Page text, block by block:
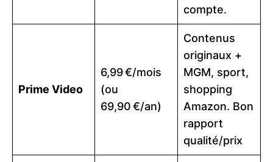
compte.
Prime Video
6,99 €/mois
(ou
69,90 €/an)
Contenus
originaux +
MGM, sport,
shopping
Amazon. Bon
rapport
qualité/prix